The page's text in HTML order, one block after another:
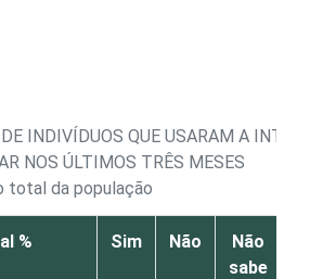
INDIVÍDUOS QUE USARAM A
NOS ÚLTIMOS TRÊS MESES
total da população
% Sim Não
Não
sabe